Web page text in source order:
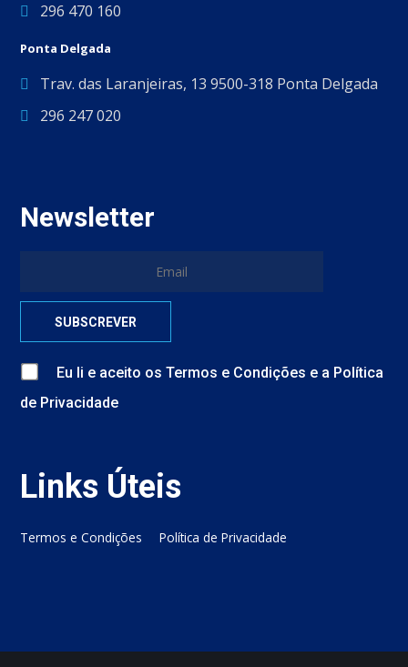
296 470 160
Ponta Delgada
Trav. das Laranjeiras, 13 9500-318 Ponta Delgada
296 247 020
Newsletter
Eu li e aceito osTermos e Condições e a Política
de Privacidade
Links Úteis
Termos e Condições Política de Privacidade